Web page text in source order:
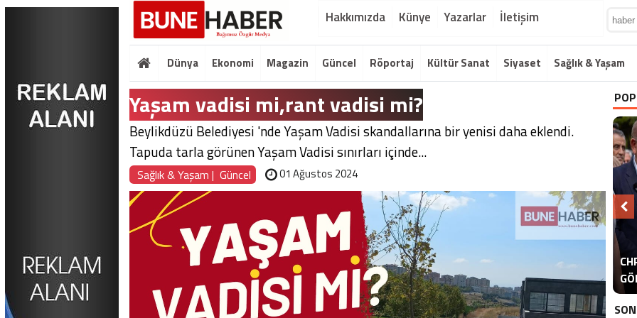
Hakkımızda Künye Yazarlar İletişim
Dünya Ekonomi Magazin Güncel Röportaj Kültür Sanat Siyaset Sağlık & Yaşam
Yaşam vadisi mi,rant vadisi mi?
Beylikdüzü Belediyesi 'nde Yaşam Vadisi skandallarına bir yenisi daha eklendi.
Tapuda tarla görünen Yaşam Vadisi sınırları içinde...
Sağlık & Yaşam | Güncel 01 Ağustos 2024